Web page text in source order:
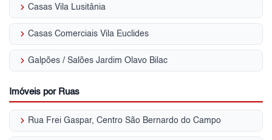
keyboard_arrow_right Casas Vila Lusitânia
keyboard_arrow_right Casas Comerciais Vila Euclides
keyboard_arrow_right Galpões / Salões Jardim Olavo Bilac
Imóveis por Ruas
keyboard_arrow_right Rua Frei Gaspar, Centro São Bernardo do Campo